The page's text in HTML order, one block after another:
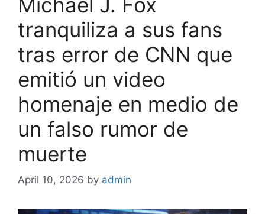
tranquiliza a sus fans
tras error de CNN que
emitió un video
homenaje en medio de
un falso rumor de
muerte
April 10, 2026 by admin